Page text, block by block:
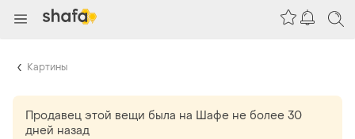
Картины
Продавец этой вещи была на Шафе не более 30
дней назад